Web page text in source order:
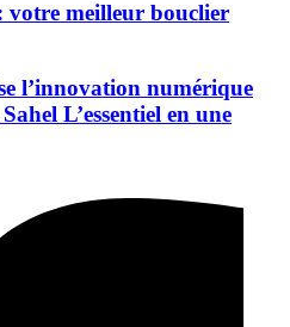
votre meilleur bouclier
l’innovation numérique
L’essentiel en une